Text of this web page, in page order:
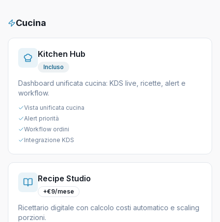
Cucina
Kitchen Hub
Incluso
Dashboard unificata cucina: KDS live, ricette, alert e
workflow.
Vista unificata cucina
Alert priorità
Workflow ordini
Integrazione KDS
Recipe Studio
+€9/mese
Ricettario digitale con calcolo costi automatico e scaling
porzioni.